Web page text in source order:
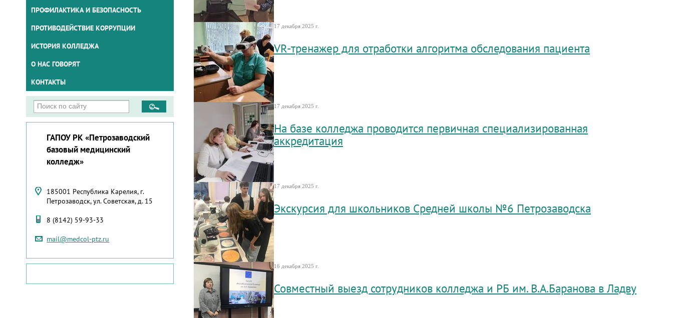
ПРОФИЛАКТИКА И БЕЗОПАСНОСТЬ
ПРОТИВОДЕЙСТВИЕ КОРРУПЦИИ
ИСТОРИЯ КОЛЛЕДЖА
О НАС ГОВОРЯТ
КОНТАКТЫ
ГАПОУ РК «Петрозаводский
базовый медицинский
колледж»
185001 Республика Карелия, г.
Петрозаводск, ул. Советская, д. 15
8 (8142) 59-93-33
mail@medcol-ptz.ru
17 декабря 2025 г.
VR-тренажер для отработки алгоритма обследования пациента
17 декабря 2025 г.
На базе колледжа проводится первичная специализированная
аккредитация
17 декабря 2025 г.
Экскурсия для школьников Средней школы №6 Петрозаводска
16 декабря 2025 г.
Совместный выезд сотрудников колледжа и РБ им. В.А.Баранова в Ладву